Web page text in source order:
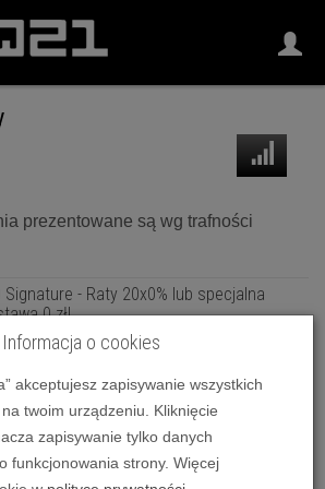
prezentowane są wg trafności
Signature - Raty 20x0% lub specjalna
0 zł!
- Dostawa 0zł!
Evolution (Srebrny) - Raty 20x0% lub
- Dostawa 0zł...
Informacja o cookies
akceptujesz zapisywanie wszystkich
twoim urządzeniu. Kliknięcie
zapisywanie tylko danych
funkcjonowania strony. Więcej